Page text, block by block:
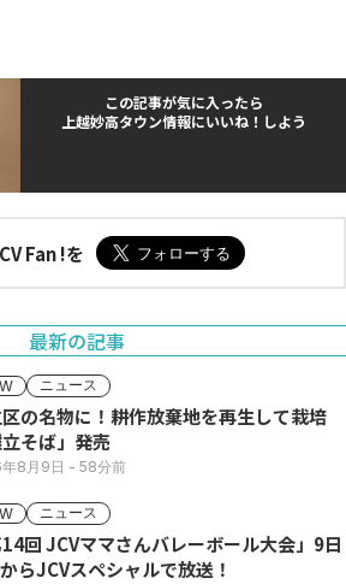
この記事が気に入ったら
上越妙高タウン情報にいいね！しよう
Fan !を
最新の記事
ニュース
の名物に！耕作放棄地を再生して栽培
立そば」発売
8月9日 - 58分前
ニュース
14回 JCVママさんバレーボール大会」9日
らJCVスペシャルで放送！